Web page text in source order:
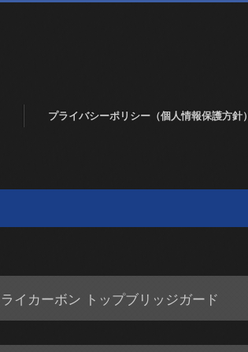
プライバシーポリシー（個人情報保護方針）